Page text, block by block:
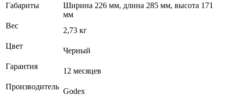
Габариты
Ширина 226 мм, длина 285 мм, высота 171
мм
Вес
2,73 кг
Цвет
Черный
Гарантия
12 месяцев
Производитель
Godex